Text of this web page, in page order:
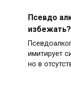
Псевдо
избежать?
имитирует
но в